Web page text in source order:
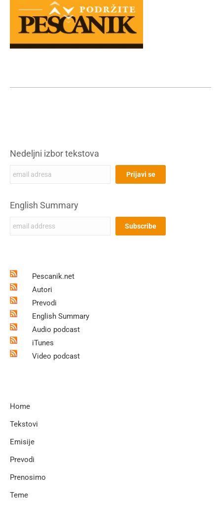
Nedeljni izbor tekstova
English Summary
Pescanik.net
Autori
Prevodi
English Summary
Audio podcast
iTunes
Video podcast
Home
Tekstovi
Emisije
Prevodi
Prenosimo
Teme